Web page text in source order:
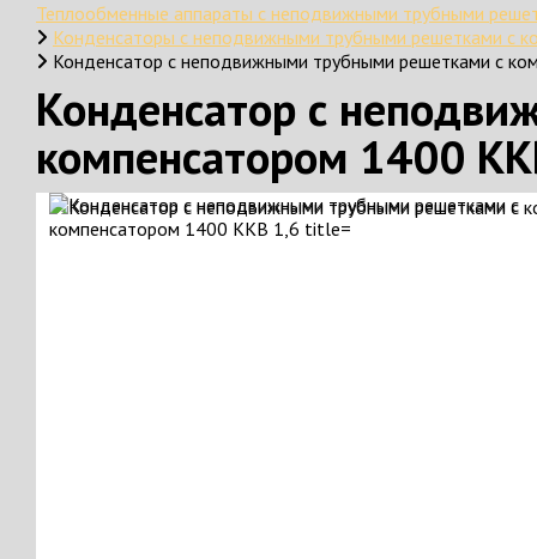
Теплообменные аппараты с неподвижными трубными
Конденсаторы с неподвижными трубными решетками с
Конденсатор с неподвижными трубными решетками с
Конденсатор с
компенсатором 1400